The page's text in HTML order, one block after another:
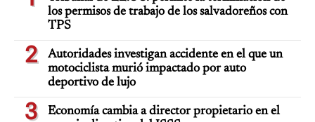
los permisos de trabajo de los salvadoreños con
TPS
2
Autoridades investigan accidente en el que un
motociclista murió impactado por auto
deportivo de lujo
3
Economía cambia a director propietario en el